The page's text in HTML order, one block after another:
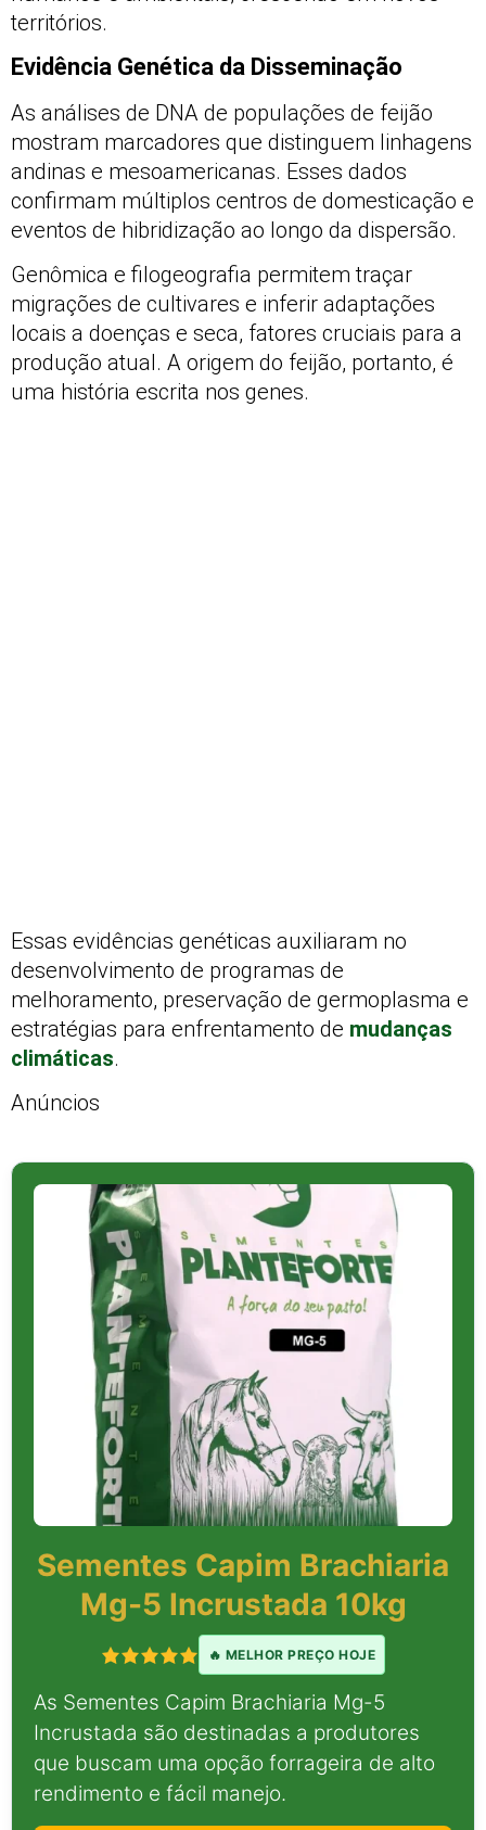
territórios.
Evidência Genética da Disseminação
As análises de DNA de populações de feijão
mostram marcadores que distinguem linhagens
andinas e mesoamericanas. Esses dados
confirmam múltiplos centros de domesticação e
eventos de hibridização ao longo da dispersão.
Genômica e filogeografia permitem traçar
migrações de cultivares e inferir adaptações
locais a doenças e seca, fatores cruciais para a
produção atual. A origem do feijão, portanto, é
uma história escrita nos genes.
Essas evidências genéticas auxiliaram no
desenvolvimento de programas de
melhoramento, preservação de germoplasma e
estratégias para enfrentamento de mudanças
climáticas.
Anúncios
Sementes Capim Brachiaria
Mg-5 Incrustada 10kg
🔥 MELHOR PREÇO HOJE
As Sementes Capim Brachiaria Mg-5
Incrustada são destinadas a produtores
que buscam uma opção forrageira de alto
rendimento e fácil manejo.